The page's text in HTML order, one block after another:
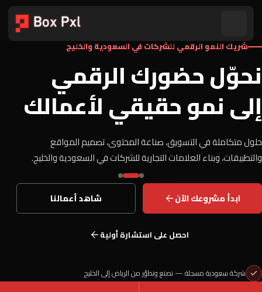
شريك النمو الرقمي للشركات في السعودية والخليج
نحوّل حضورك الرقمي
إلى نمو حقيقي لأعمالك
حلول متكاملة في التسويق، صناعة المحتوى، تصميم المواقع
والتطبيقات، وبناء العلامات التجارية للشركات في السعودية والخليج.
ابدأ مشروعك الآن شاهد أعمالنا
احصل على استشارة أولية
شركة سعودية مسجلة — نصنع ونطوّر من الرياض إلى الخليج